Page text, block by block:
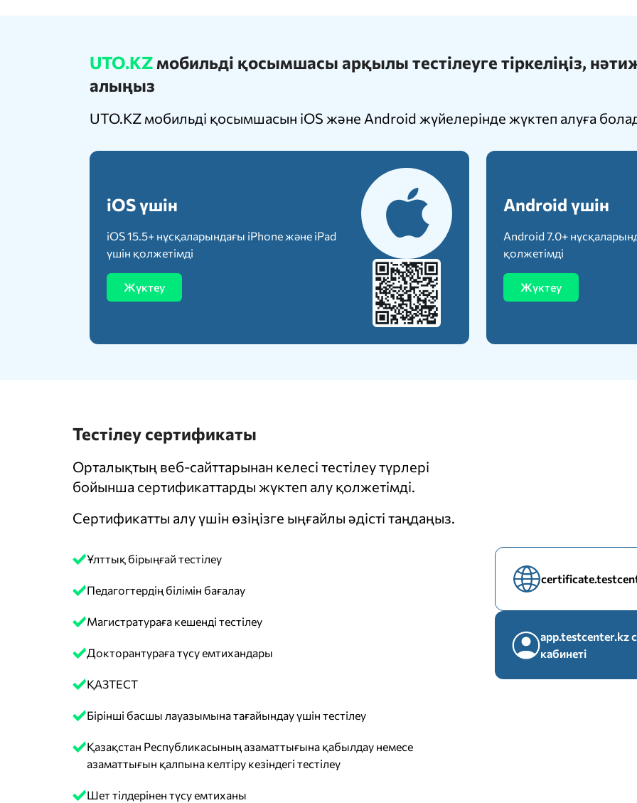
UTO.KZ мобильді қосымшасы арқылы тестілеуге тіркеліңіз,
алыңыз
UTO.KZ мобильді қосымшасын iOS және Android жүйелерінде жүктеп алуға
iOS үшін
iOS 15.5+ нұсқаларындағы iPhone және iPad
үшін қолжетімді
Жүктеу
Android үшін
Android 7.0+
қолжетімді
Жүктеу
Тестілеу сертификаты
Орталықтың веб-сайттарынан келесі тестілеу түрлері
бойынша сертификаттарды жүктеп алу қолжетімді.
Сертификатты алу үшін өзіңізге ыңғайлы әдісті таңдаңыз.
Ұлттық бірыңғай тестілеу
Педагогтердің білімін бағалау
Магистратураға кешенді тестілеу
Докторантураға түсу емтихандары
ҚАЗТЕСТ
Бірінші басшы лауазымына тағайындау үшін тестілеу
Қазақстан Республикасының азаматтығына қабылдау немесе
азаматтығын қалпына келтіру кезіндегі тестілеу
Шет тілдерінен түсу емтиханы
app.testcenter.kz
кабинеті